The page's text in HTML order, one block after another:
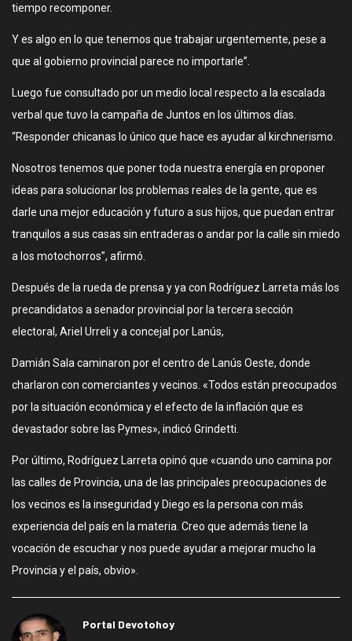
tiempo recomponer.
Y es algo en lo que tenemos que trabajar urgentemente, pese a
que al gobierno provincial parece no importarle”.
Luego fue consultado por un medio local respecto a la escalada
verbal que tuvo la campaña de Juntos en los últimos días.
“Responder chicanas lo único que hace es ayudar al kirchnerismo.
Nosotros tenemos que poner toda nuestra energía en proponer
ideas para solucionar los problemas reales de la gente, que es
darle una mejor educación y futuro a sus hijos, que puedan entrar
tranquilos a sus casas sin entraderas o andar por la calle sin miedo
a los motochorros”, afirmó.
Después de la rueda de prensa y ya con Rodríguez Larreta más los
precandidatos a senador provincial por la tercera sección
electoral, Ariel Urreli y a concejal por Lanús,
Damián Sala caminaron por el centro de Lanús Oeste, donde
charlaron con comerciantes y vecinos. «Todos están preocupados
por la situación económica y el efecto de la inflación que es
devastador sobre las Pymes», indicó Grindetti.
Por último, Rodríguez Larreta opinó que «cuando uno camina por
las calles de Provincia, una de las principales preocupaciones de
los vecinos es la inseguridad y Diego es la persona con más
experiencia del país en la materia. Creo que además tiene la
vocación de escuchar y nos puede ayudar a mejorar mucho la
Provincia y el país, obvio».
Portal Devotohoy